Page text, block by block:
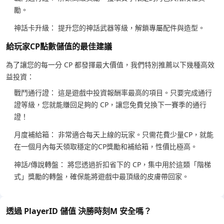
勵。
神話卡升級： 提升您的神話武器等級，解鎖專屬配件與造型。
給玩家CP點數儲值的最佳建議
為了讓您的每一分 CP 都發揮最大價值，我們特別推薦以下幾種高效
益投資：
戰鬥通行證： 這是遊戲中投資報酬率最高的項目。只要完成通行
證等級，您就能賺回足夠的 CP，讓您免費兌換下一賽季的通行
證！
月度補給箱： 非常適合每天上線的玩家。只需花費少量CP，就能
在一個月內每天領取穩定的CP獎勵和補給箱，性價比極高。
神話/傳說轉盤： 將您透過折扣省下的 CP，集中用於這類「階梯
式」獎勵的轉盤，確保能將遊戲中最頂級的皮膚帶回家。
透過 PlayerID 儲值 決勝時刻M 安全嗎？